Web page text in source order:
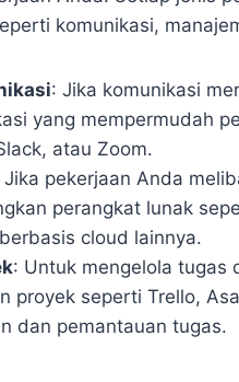
komunikasi,
: Jika komunikasi
yang mempermudah
atau Zoom.
Jika pekerjaan Anda
perangkat lunak
cloud lainnya.
: Untuk mengelola tugas
proyek seperti Trello,
dan pemantauan tugas.